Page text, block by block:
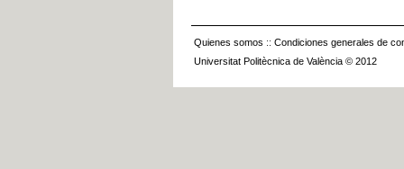
Quienes somos :: Condiciones generales de
Universitat Politècnica de València © 2012